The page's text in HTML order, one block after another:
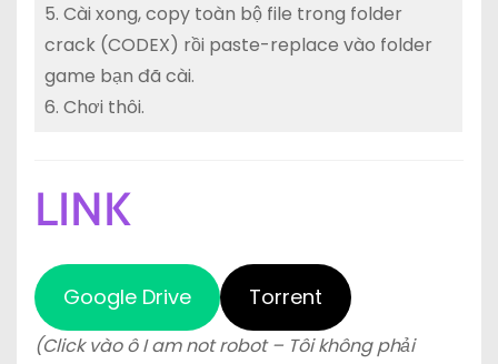
5. Cài xong, copy toàn bộ file trong folder
crack (CODEX) rồi paste-replace vào folder
game bạn đã cài.
6. Chơi thôi.
LINK
Google Drive Torrent
(Click vào ô I am not robot – Tôi không phải